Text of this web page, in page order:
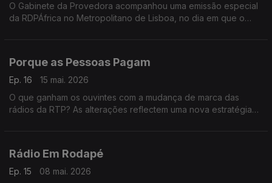
O Gabinete da Provedora acompanhou uma emissão especial
da RDPÁfrica no Metropolitano de Lisboa, no dia em que o
Porque as Pessoas Pagam
Ep. 16
15 mai. 2026
O que ganham os ouvintes com a mudança de marca das
rádios da RTP? As alterações reflectem uma nova estratégia
Rádio Em Rodapé
Ep. 15
08 mai. 2026